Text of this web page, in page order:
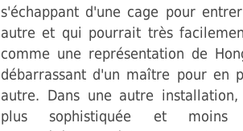
s'échappant d'une cage pour
autre et qui pourrait très
comme une représentation de
débarrassant d'un maître pour en
autre. Dans une autre installation,
plus sophistiquée et moins